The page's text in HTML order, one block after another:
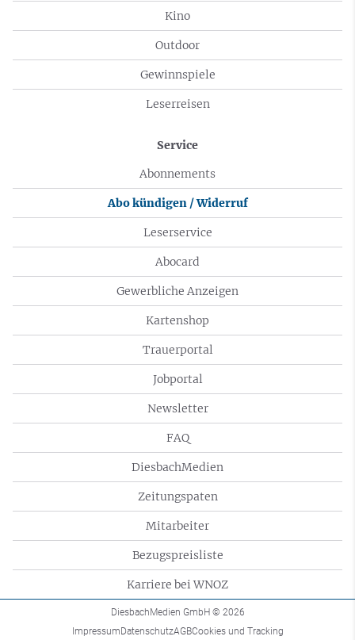
Kino
Outdoor
Gewinnspiele
Leserreisen
Service
Abonnements
Abo kündigen / Widerruf
Leserservice
Abocard
Gewerbliche Anzeigen
Kartenshop
Trauerportal
Jobportal
Newsletter
FAQ
DiesbachMedien
Zeitungspaten
Mitarbeiter
Bezugspreisliste
Karriere bei WNOZ
DiesbachMedien GmbH © 2026
ImpressumDatenschutzAGBCookies und Tracking